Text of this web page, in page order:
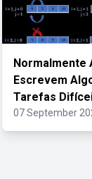
Normalmente
Escrevem
Tarefas
07 September